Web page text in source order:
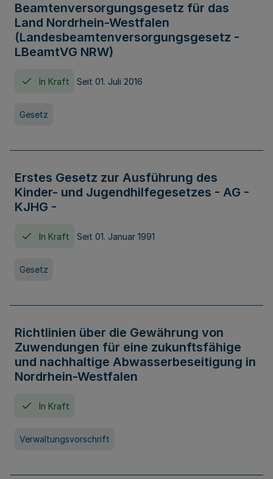
Beamtenversorgungsgesetz für das
Land Nordrhein-Westfalen
(Landesbeamtenversorgungsgesetz -
LBeamtVG NRW)
In Kraft Seit 01. Juli 2016
Gesetz
Erstes Gesetz zur Ausführung des
Kinder- und Jugendhilfegesetzes - AG -
KJHG -
In Kraft Seit 01. Januar 1991
Gesetz
Richtlinien über die Gewährung von
Zuwendungen für eine zukunftsfähige
und nachhaltige Abwasserbeseitigung in
Nordrhein-Westfalen
In Kraft
Verwaltungsvorschrift